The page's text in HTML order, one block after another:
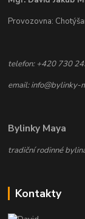
Provozovna:
telefon: +420 730
email: info@bylinky-
Bylinky Maya
tradiční rodinné
Kontakty